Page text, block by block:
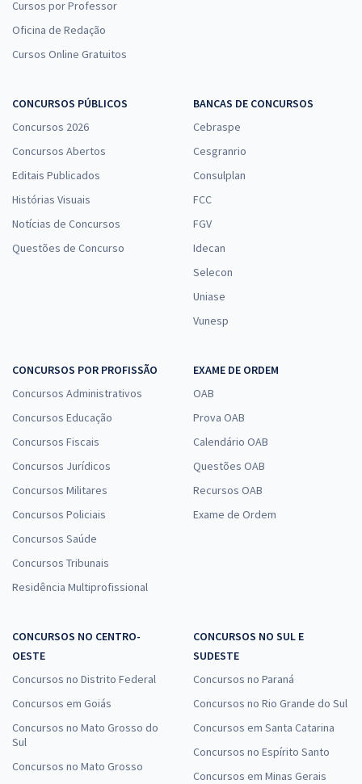
Cursos por Professor
Oficina de Redação
Cursos Online Gratuitos
CONCURSOS PÚBLICOS
Concursos 2026
Concursos Abertos
Editais Publicados
Histórias Visuais
Notícias de Concursos
Questões de Concurso
BANCAS DE CONCURSOS
Cebraspe
Cesgranrio
Consulplan
FCC
FGV
Idecan
Selecon
Uniase
Vunesp
CONCURSOS POR PROFISSÃO
Concursos Administrativos
Concursos Educação
Concursos Fiscais
Concursos Jurídicos
Concursos Militares
Concursos Policiais
Concursos Saúde
Concursos Tribunais
Residência Multiprofissional
EXAME DE ORDEM
OAB
Prova OAB
Calendário OAB
Questões OAB
Recursos OAB
Exame de Ordem
CONCURSOS NO CENTRO-
OESTE
Concursos no Distrito Federal
Concursos em Goiás
Concursos no Mato Grosso do
Sul
Concursos no Mato Grosso
CONCURSOS NO SUL E
SUDESTE
Concursos no Paraná
Concursos no Rio Grande do Sul
Concursos em Santa Catarina
Concursos no Espírito Santo
Concursos em Minas Gerais